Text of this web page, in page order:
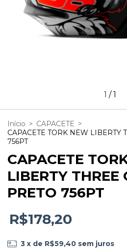
1 /1
Início > CAPACETE >
CAPACETE TORK NEW LIBERTY
756PT
CAPACETE
LIBERTY THREE
PRETO 756PT
R$178,20
3 x de R$59,40 sem juros